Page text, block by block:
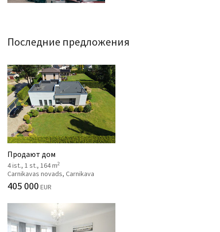
Последние предложения
Продают дом
4 ist., 1 st., 164 m2
Carnikavas novads, Carnikava
405 000 EUR